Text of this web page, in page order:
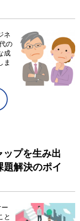
ネ
の
成
ま
プを生み出
題解決のポイ
と